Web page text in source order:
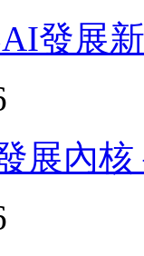
發展
展內核